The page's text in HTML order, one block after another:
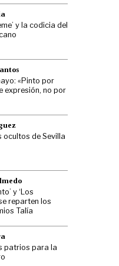
y la codicia del
«Pinto por
expresión, no por
ocultos de Sevilla
y ‘Los
reparten los
Talía
patrios para la